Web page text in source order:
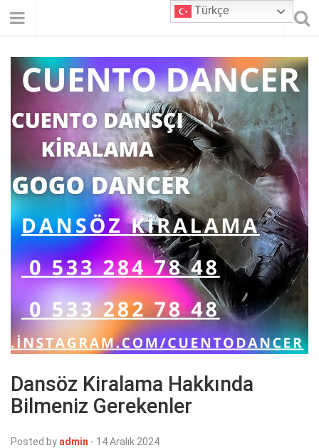
Dansöz Kiralama Hakkında
Bilmeniz Gerekenler
Posted by admin - 14 Aralık 2024
Türkçe